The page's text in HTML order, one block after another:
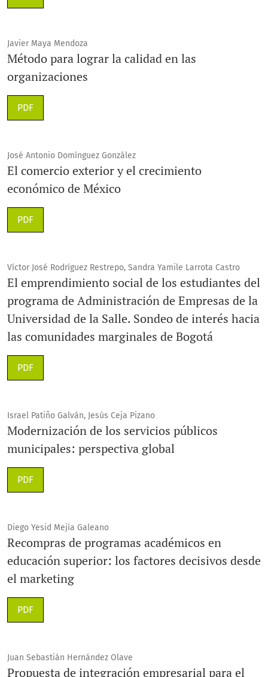
Javier Maya Mendoza
Método para lograr la calidad en las
organizaciones
PDF
José Antonio Domínguez González
El comercio exterior y el crecimiento
económico de México
PDF
Víctor José Rodríguez Restrepo, Sandra Yamile Larrota Castro
El emprendimiento social de los estudiantes del
programa de Administración de Empresas de la
Universidad de la Salle. Sondeo de interés hacia
las comunidades marginales de Bogotá
PDF
Israel Patiño Galván, Jesús Ceja Pizano
Modernización de los servicios públicos
municipales: perspectiva global
PDF
Diego Yesid Mejía Galeano
Recompras de programas académicos en
educación superior: los factores decisivos desde
el marketing
PDF
Juan Sebastián Hernández Olave
Propuesta de integración empresarial para el